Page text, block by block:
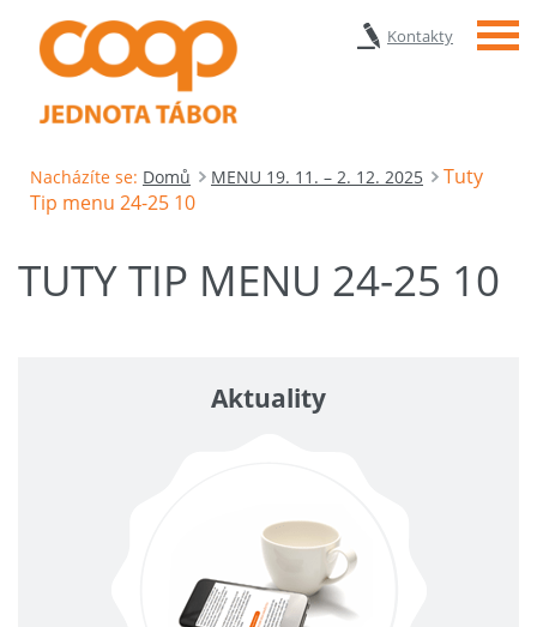
Kontakty Menu
Nacházíte se: Domů MENU 19. 11. – 2. 12. 2025
Tuty
Tip menu 24-25 10
TUTY TIP MENU 24-25 10
Aktuality